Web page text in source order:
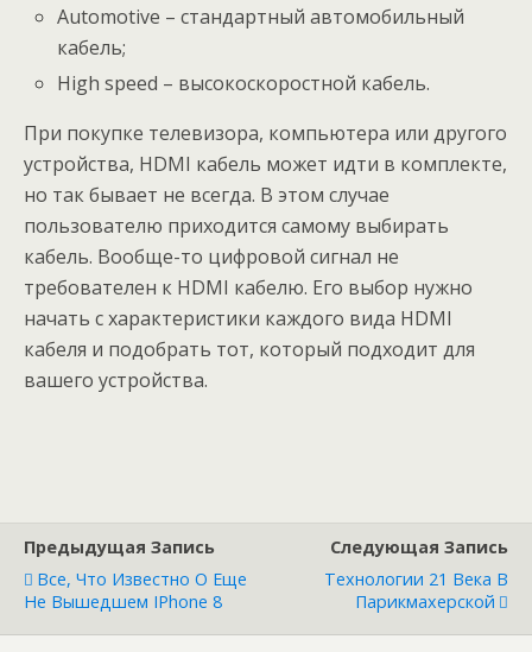
Automotive – стандартный автомобильный
кабель;
High speed – высокоскоростной кабель.
При покупке телевизора, компьютера или другого
устройства, HDMI кабель может идти в комплекте,
но так бывает не всегда. В этом случае
пользователю приходится самому выбирать
кабель. Вообще-то цифровой сигнал не
требователен к HDMI кабелю. Его выбор нужно
начать с характеристики каждого вида HDMI
кабеля и подобрать тот, который подходит для
вашего устройства.
Предыдущая Запись
Все, Что Известно О Еще
Не Вышедшем IPhone 8
Следующая Запись
Технологии 21 Века В
Парикмахерской